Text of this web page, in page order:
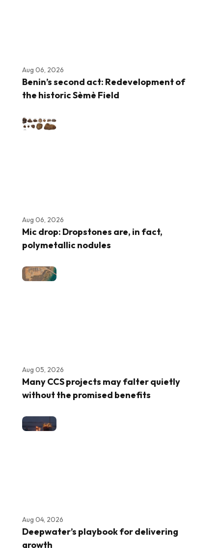
Aug 06, 2026
Benin’s second act: Redevelopment of
the historic Sèmè Field
Aug 06, 2026
Mic drop: Dropstones are, in fact,
polymetallic nodules
Aug 05, 2026
Many CCS projects may falter quietly
without the promised benefits
Aug 04, 2026
Deepwater’s playbook for delivering
growth